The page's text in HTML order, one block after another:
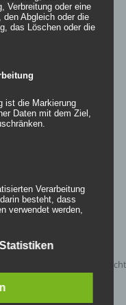
Verbreitung oder eine
Abgleich oder die
das Löschen oder die
ist die Markierung
Daten mit dem Ziel,
Verarbeitung
besteht, dass
verwendet werden,
Arbeitsleistung,
persönlicher
dieser natürlichen
Statistiken